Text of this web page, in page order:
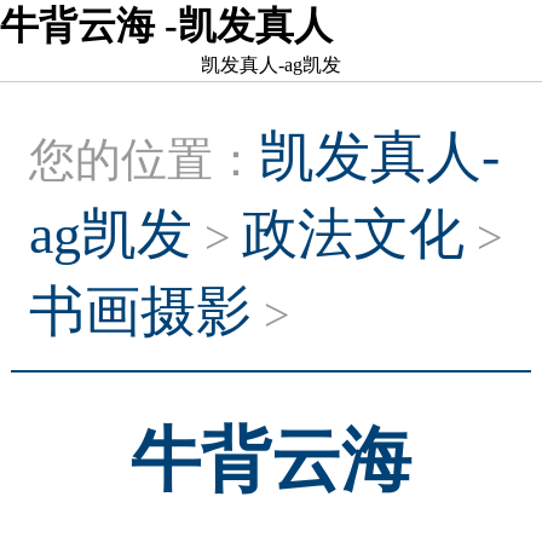
牛背云海 -凯发真人
凯发真人-ag凯发
您的位置： 凯发真人-
ag凯发 > 政法文化 >
书画摄影 >
牛背云海